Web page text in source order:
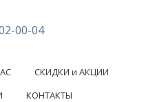
00-04
СКИДКИ и АКЦИИ
КОНТАКТЫ